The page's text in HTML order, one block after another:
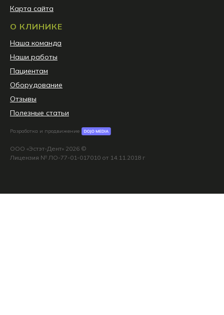
ООО «Эстэт-Дент» 2026 ©
Лицензия № ЛО-77-01-017010 от 14.11.2018 г
О КЛИНИКЕ
Наша команда
Наши работы
Пациентам
Оборудование
Отзывы
Полезные статьи
Разработка и продвижение
Карта сайта